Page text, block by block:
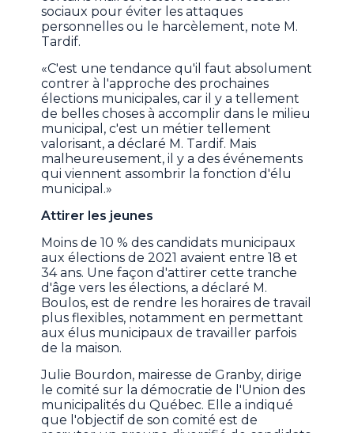
sociaux pour éviter les attaques
personnelles ou le harcèlement, note M.
Tardif.
«C'est une tendance qu'il faut absolument
contrer à l'approche des prochaines
élections municipales, car il y a tellement
de belles choses à accomplir dans le milieu
municipal, c'est un métier tellement
valorisant, a déclaré M. Tardif. Mais
malheureusement, il y a des événements
qui viennent assombrir la fonction d'élu
municipal.»
Attirer les jeunes
Moins de 10 % des candidats municipaux
aux élections de 2021 avaient entre 18 et
34 ans. Une façon d'attirer cette tranche
d'âge vers les élections, a déclaré M.
Boulos, est de rendre les horaires de travail
plus flexibles, notamment en permettant
aux élus municipaux de travailler parfois
de la maison.
Julie Bourdon, mairesse de Granby, dirige
le comité sur la démocratie de l'Union des
municipalités du Québec. Elle a indiqué
que l'objectif de son comité est de